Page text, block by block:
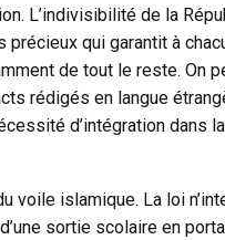
L’indivisibilité de la
qui garantit à
de tout le reste. On
rédigés en langue
d’intégration dans
voile islamique. La loi
sortie scolaire en